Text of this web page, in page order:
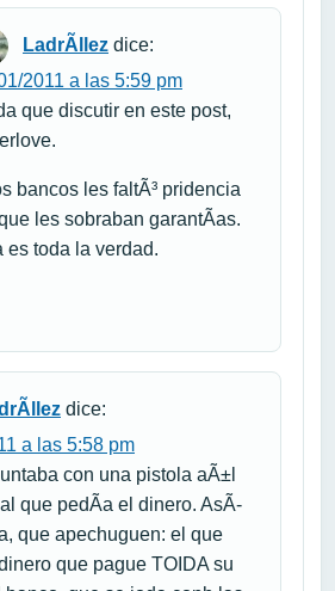
LadrÃ­llez dice:
2011 a las 5:59 pm
que discutir en este post,
bancos les faltÃ³ pridencia
les sobraban garantÃ­as.
es toda la verdad.
dice:
a las 5:58 pm
con una pistola aÃ±l
que pedÃ­a el dinero. AsÃ­
que apechuguen: el que
que pague TOIDA su